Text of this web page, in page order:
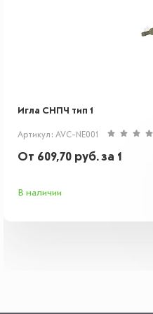
Игла СНПЧ тип 1
Артикул: AVC-NE001
От 609,70 руб.за 1
В наличии